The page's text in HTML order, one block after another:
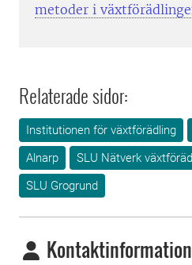
metoder i
Relaterade sidor:
Institutionen för växtförädling
Alnarp
SLU Nätverk
SLU Grogrund
Kontaktinformation